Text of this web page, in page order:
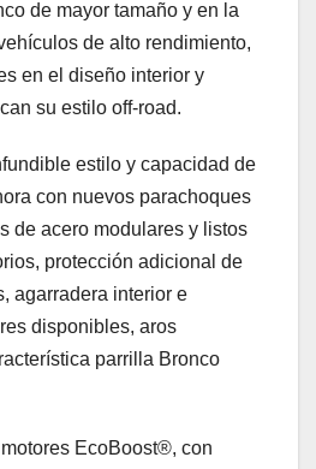
de mayor tamaño y en la
de alto rendimiento,
en el diseño interior y
su estilo off-road.
estilo y capacidad de
con nuevos parachoques
de acero modulares y listos
protección adicional de
agarradera interior e
disponibles, aros
parrilla Bronco
EcoBoost®, con